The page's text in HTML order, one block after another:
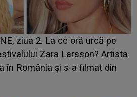
din "Casa Iubirii" l-a
Emanuel. CINE ESTE
Aflându-se în fața
IMEDIAT: "Am